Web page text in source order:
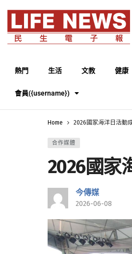
熱門 生活 文教 健康
會員({username})
Home 2026國家海洋日活動
合作媒體
2026國家
今傳媒
2026-06-08